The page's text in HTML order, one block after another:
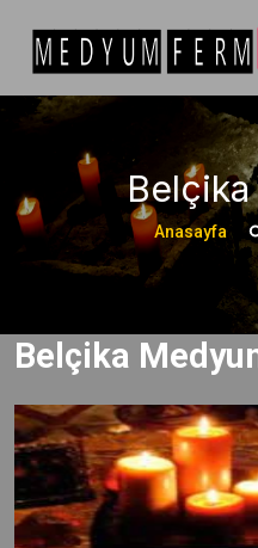
Anasayfa
Belçika